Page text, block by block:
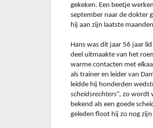
gekeken. Een beetje
september naar de dokter
hij aan zijn laatste
Hans was dit jaar 56 jaar
deel uitmaakte van het
warme contacten met
als trainer en leider van
leidde hij honderden
scheidsrechters”, zo wordt
bekend als een goede
geleden floot hij zo nog